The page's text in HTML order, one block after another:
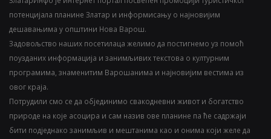
потенцијала планине Златар и информисању о најновијим
дешавањима у општини Нова Варош.
Задовољство наших посетилаца желимо да постигнемо уз помоћ
поузданих информација и занимљивих текстова о културним
програмима, знаменитим Варошанима и најновијим вестима из
овог краја.
Потрудили смо се да објединимо свакодневни живот и богатство
природе на које асоцира и сам назив ове планине па ће садржаји
бити подједнако занимљив и мештанима као и онима који желе да